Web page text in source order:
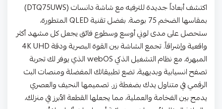
اكتشف أبعاداً جديدة للترفيه مع شاشة دانسات (DTQ75UWS)
بمقاسها الضخم 75 بوصة. بفضل تقنية QLED المتطورة،
ستحصل على مدى لوني أوسع وسطوع فائق يجعل كل مشهد أكثر
واقعية وإشراقاً. تجمع الشاشة بين القوة البصرية ودقة 4K UHD
المبهرة، مع نظام التشغيل الذكي webOS الذي يوفر لك تجربة
تصفح انسيابية وبديهية، تضع تطبيقاتك المفضلة ومنصات البث
الرقمي في متناول يدك بضغطة زر. تصميمها النحيف والعصري
يدمج بين الفخامة والعملية، مما يجعلها القطعة الأبرز في منزلك،